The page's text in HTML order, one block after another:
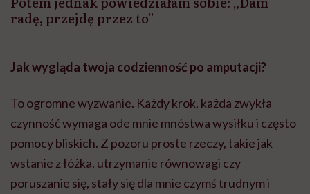
radę, przejdę przez to”
Jak wygląda twoja codzienność po amputacji?
To ogromne wyzwanie. Każdy krok, każda zwykła
czynność wymaga ode mnie mnóstwa wysiłku i często
pomocy bliskich. Z pozoru proste rzeczy, takie jak
wstanie z łóżka, utrzymanie równowagi czy
poruszanie się, stały się dla mnie czymś trudnym i